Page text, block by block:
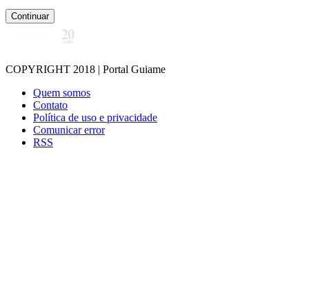
Continuar
COPYRIGHT 2018 | Portal Guiame
Quem somos
Contato
Política de uso e privacidade
Comunicar error
RSS